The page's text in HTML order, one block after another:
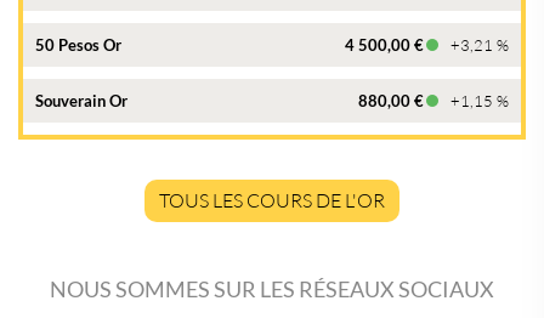
50 Pesos Or 4 500,00 € +3,21 %
Souverain Or 880,00 € +1,15 %
TOUS LES COURS DE L'OR
NOUS SOMMES SUR LES RÉSEAUX SOCIAUX